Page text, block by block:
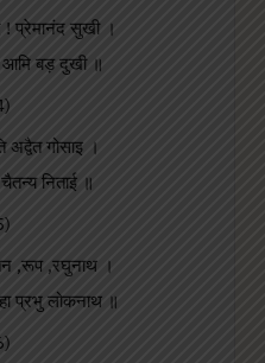
! प्रेमानंद सुखी ।
बड़ दुखी ॥
अद्वैत गोसाइ ।
निताई ॥
,रूप ,रघुनाथ ।
प्रभु लोकनाथ ॥